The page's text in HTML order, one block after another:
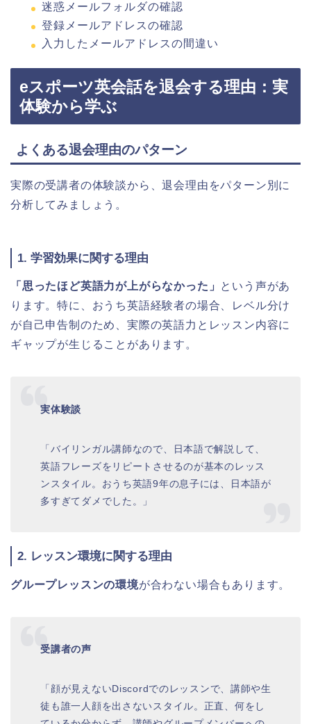
迷惑メールフォルダの確認
登録メールアドレスの確認
入力したメールアドレスの間違い
eスポーツ英会話を退会する理由：実
体験から学ぶ
よくある退会理由のパターン
実際の受講者の体験談から、退会理由をパターン別に
分析してみましょう。
1. 学習効果に関する理由
「思ったほど英語力が上がらなかった」 という声があ
ります。特に、おうち英語経験者の場合、レベル分け
が自己申告制のため、実際の英語力とレッスン内容に
ギャップが生じることがあります。
実体験談
「バイリンガル講師なので、日本語で解説して、
英語フレーズをリピートさせるのが基本のレッス
ンスタイル。おうち英語9年の息子には、日本語が
多すぎてダメでした。」
2. レッスン環境に関する理由
グループレッスンの環境が合わない場合もあります。
受講者の声
「顔が見えないDiscordでのレッスンで、講師や生
徒も誰一人顔を出さないスタイル。正直、何をし